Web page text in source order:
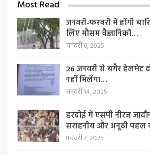
Most Read
जनवरी-फरवरी में होंगी
लिए मौसम वैज्ञानिकों…
जनवरी 6, 2025
26 जनवरी से बगैर हेलमेट
नहीं मिलेंगा…
जनवरी 14, 2025
हरदोई में एसपी नीरज
सराहनीय और अनूठी पहल
फरवरी 7, 2025